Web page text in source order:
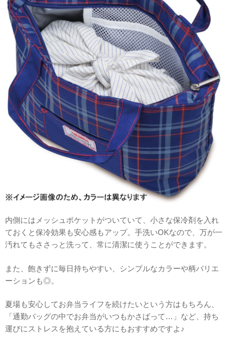
内側にはメッシュポケットがついていて、小さな保冷剤を入れ
ておくと保冷効果も安心感もアップ。手洗いOKなので、万が一
汚れてもささっと洗って、常に清潔に使うことができます。
また、飽きずに毎日持ちやすい、シンプルなカラーや柄バリエ
ーションも◎。
夏場も安心してお弁当ライフを続けたいという方はもちろん、
「通勤バッグの中でお弁当がいつもかさばって…」など、持ち
運びにストレスを抱えている方にもおすすめですよ♪